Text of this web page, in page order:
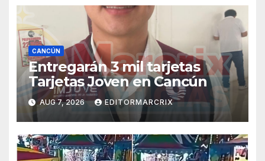
CANCÚN
Entregarán 3 mil tarjetas
Tarjetas Joven en Cancún
AUG 7, 2026 EDITORMARCRIX